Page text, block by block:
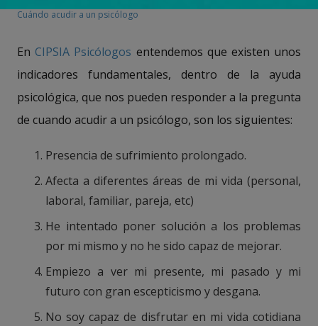
Cuándo acudir a un psicólogo
En CIPSIA Psicólogos entendemos que existen unos
indicadores fundamentales, dentro de la ayuda
psicológica, que nos pueden responder a la pregunta
de cuando acudir a un psicólogo, son los siguientes:
Presencia de sufrimiento prolongado.
Afecta a diferentes áreas de mi vida (personal,
laboral, familiar, pareja, etc)
He intentado poner solución a los problemas
por mi mismo y no he sido capaz de mejorar.
Empiezo a ver mi presente, mi pasado y mi
futuro con gran escepticismo y desgana.
No soy capaz de disfrutar en mi vida cotidiana